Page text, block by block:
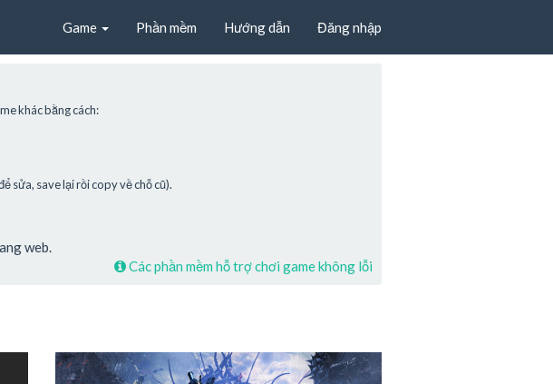
Game Phần mềm Hướng dẫn Đăng nhập
khác bằng cách:
sửa, save lại rồi copy về chỗ cũ).
web.
Các phần mềm hỗ trợ chơi game không lỗi